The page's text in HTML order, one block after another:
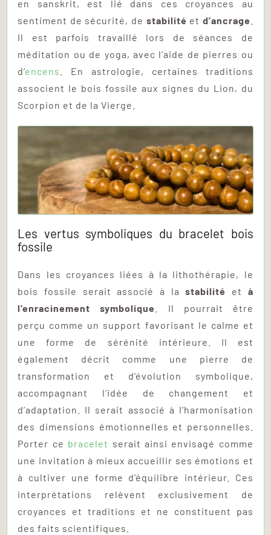
en sanskrit, est lié dans ces croyances au
sentiment de sécurité, de stabilité et d’ancrage
Il est parfois travaillé lors de séances de
méditation ou de yoga, avec l’aide de pierres ou
d’encens
. En astrologie, certaines traditions
associent le bois fossile aux signes du Lion, du
Scorpion et de la Vierge.
Les vertus symboliques du bracelet bois
fossile
Dans les croyances liées à la lithothérapie, le
bois fossile serait associé à lastabilité et à
l’enracinement symbolique
. Il pourrait être
perçu comme un support favorisant le calme et
une forme de sérénité intérieure. Il est
également décrit comme une pierre de
transformation et d’évolution symbolique,
accompagnant l’idée de changement et
d’adaptation. Il serait associé à l’harmonisation
des dimensions émotionnelles et personnelles.
Porter ce bracelet serait ainsi envisagé comme
une invitation à mieux accueillir ses émotions et
à cultiver une forme d’équilibre intérieur. Ces
interprétations relèvent exclusivement de
croyances et traditions et ne constituent pas
des faits scientifiques.